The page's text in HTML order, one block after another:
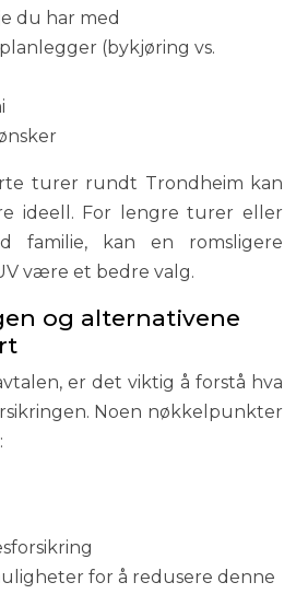
du har med
(bykjøring vs.
turer rundt Trondheim kan
ideell. For lengre turer eller
familie, kan en romsligere
være et bedre valg.
og alternativene
er det viktig å forstå hva
Noen nøkkelpunkter
for å redusere denne